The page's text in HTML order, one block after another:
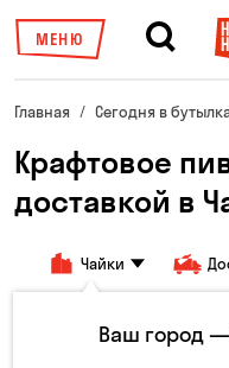
МЕНЮ
Главная Сегодня в
Крафтовое
доставкой в
Чайки
Все товары Пиво
Ваш город —